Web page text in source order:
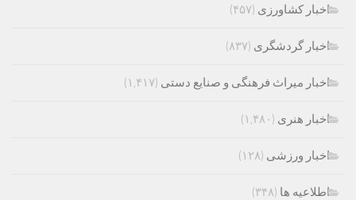
اخبار کشاورزی (۴۵۷)
اخبار گردشگری (۸۳۷)
اخبار میراث فرهنگی و صنایع دستی (۱,۴۱۷)
اخبار هنری (۱,۴۸۰)
اخبار ورزشی (۱۲۸)
اطلاعیه ها (۳۴۸)